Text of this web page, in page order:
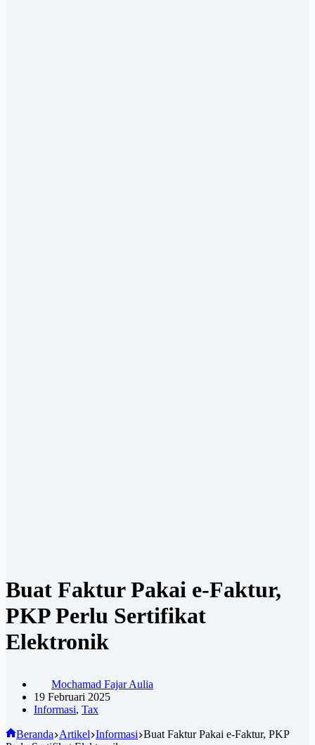
Buat Faktur Pakai e-Faktur,
PKP Perlu Sertifikat
Elektronik
Mochamad Fajar Aulia
19 Februari 2025
Informasi, Tax
Beranda Artikel Informasi Buat Faktur Pakai e-Faktur, PKP